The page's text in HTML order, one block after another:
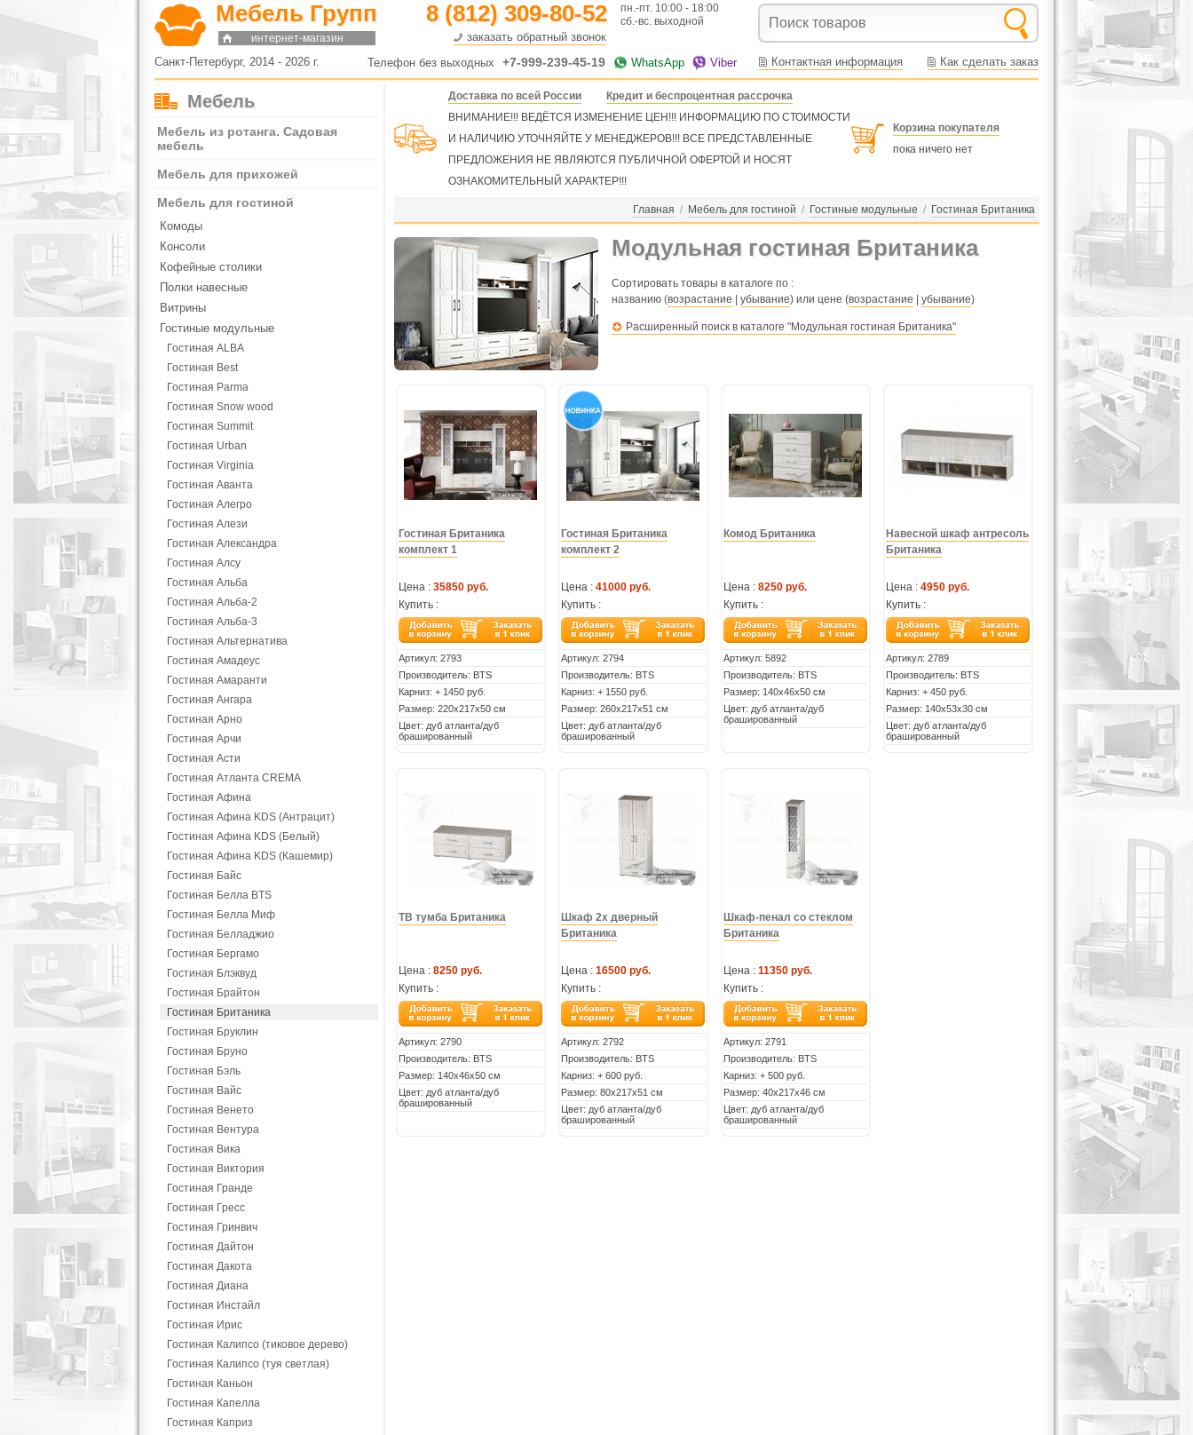
Мебель Групп
интернет-магазин
8 (812) 309-80-52
заказать обратный звонок
пн.-пт. 10:00 - 18:00
сб.-вс. выходной
Санкт-Петербург, 2014 - 2026 г. Телефон без выходных +7-999-239-45-19 WhatsApp Viber Контактная информация Как сделать заказ
Мебель
Мебель из ротанга. Садовая
мебель
Мебель для прихожей
Мебель для гостиной
Комоды
Консоли
Кофейные столики
Полки навесные
Витрины
Гостиные модульные
Гостиная ALBA
Гостиная Best
Гостиная Parma
Гостиная Snow wood
Гостиная Summit
Гостиная Urban
Гостиная Virginia
Гостиная Аванта
Гостиная Алегро
Гостиная Алези
Гостиная Александра
Гостиная Алсу
Гостиная Альба
Гостиная Альба-2
Гостиная Альба-3
Гостиная Альтернатива
Гостиная Амадеус
Гостиная Амаранти
Гостиная Ангара
Гостиная Арно
Гостиная Арчи
Гостиная Асти
Гостиная Атланта CREMA
Гостиная Афина
Гостиная Афина KDS (Антрацит)
Гостиная Афина KDS (Белый)
Гостиная Афина KDS (Кашемир)
Гостиная Байс
Гостиная Белла BTS
Гостиная Белла Миф
Гостиная Белладжио
Гостиная Бергамо
Гостиная Блэквуд
Гостиная Брайтон
Гостиная Британика
Гостиная Бруклин
Гостиная Бруно
Гостиная Бэль
Гостиная Вайс
Гостиная Венето
Гостиная Вентура
Гостиная Вика
Гостиная Виктория
Гостиная Гранде
Гостиная Гресс
Гостиная Гринвич
Гостиная Дайтон
Гостиная Дакота
Гостиная Диана
Гостиная Инстайл
Гостиная Ирис
Гостиная Калипсо (тиковое дерево)
Гостиная Калипсо (туя светлая)
Гостиная Каньон
Гостиная Капелла
Гостиная Каприз
Доставка по всей России
Кредит и беспроцентная рассрочка
ВНИМАНИЕ!!! ВЕДЁТСЯ ИЗМЕНЕНИЕ ЦЕН!!! ИНФОРМАЦИЮ ПО СТОИМОСТИ
И НАЛИЧИЮ УТОЧНЯЙТЕ У МЕНЕДЖЕРОВ!!! ВСЕ ПРЕДСТАВЛЕННЫЕ
ПРЕДЛОЖЕНИЯ НЕ ЯВЛЯЮТСЯ ПУБЛИЧНОЙ ОФЕРТОЙ И НОСЯТ
ОЗНАКОМИТЕЛЬНЫЙ ХАРАКТЕР!!!
Корзина покупателя
пока ничего нет
Главная / Мебель для гостиной / Гостиные модульные / Гостиная Британика
Модульная гостиная Британика
Сортировать товары в каталоге по :
названию (возрастание убывание) или цене (возрастание убывание)
Расширенный поиск в каталоге "Модульная гостиная Британика"
Гостиная Британика
комплект 1
Цена : 35850 руб.
Купить :
Артикул: 2793
Производитель: BTS
Карниз: + 1450 руб.
Размер: 220х217х50 см
Цвет: дуб атланта/дуб
брашированный
Гостиная Британика
комплект 2
Цена : 41000 руб.
Купить :
Артикул: 2794
Производитель: BTS
Карниз: + 1550 руб.
Размер: 260х217х51 см
Цвет: дуб атланта/дуб
брашированный
Комод Британика
Цена : 8250 руб.
Купить :
Артикул: 5892
Производитель: BTS
Размер: 140х46х50 см
Цвет: дуб атланта/дуб
брашированный
Навесной шкаф антресоль
Британика
Цена : 4950 руб.
Купить :
Артикул: 2789
Производитель: BTS
Карниз: + 450 руб.
Размер: 140х53х30 см
Цвет: дуб атланта/дуб
брашированный
ТВ тумба Британика
Цена : 8250 руб.
Купить :
Артикул: 2790
Производитель: BTS
Размер: 140х46х50 см
Цвет: дуб атланта/дуб
брашированный
Шкаф 2х дверный
Британика
Цена : 16500 руб.
Купить :
Артикул: 2792
Производитель: BTS
Карниз: + 600 руб.
Размер: 80х217х51 см
Цвет: дуб атланта/дуб
брашированный
Шкаф-пенал со стеклом
Британика
Цена : 11350 руб.
Купить :
Артикул: 2791
Производитель: BTS
Карниз: + 500 руб.
Размер: 40х217х46 см
Цвет: дуб атланта/дуб
брашированный